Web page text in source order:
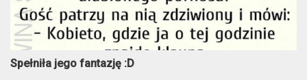
Spełniła jego fantazję :D